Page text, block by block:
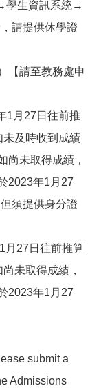
學生資訊系統→
請提供休學證
【請至教務處申
1月27日往前推
未及時收到成績
尚未取得成績，
2023年1月27
須提供身分證
月27日往前推算
未取得成績，
2023年1月27
submit a
Admissions